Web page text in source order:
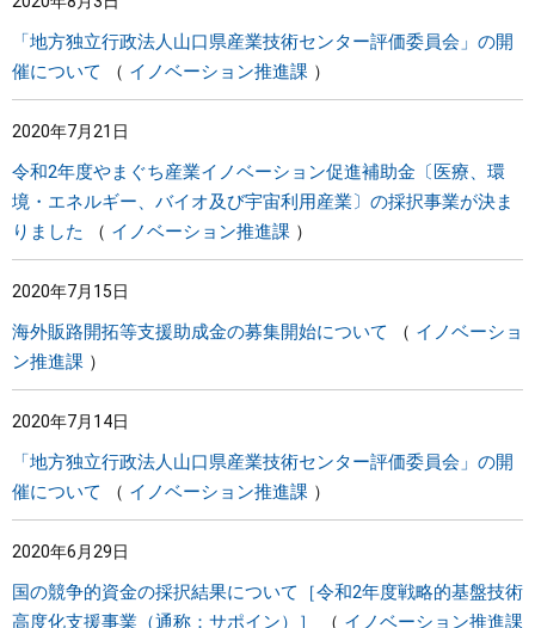
「地方独立行政法人山口県産業技術センター評価委員会」の開
催について
イノベーション推進課
2020年7月21日
令和2年度やまぐち産業イノベーション促進補助金〔医療、環
境・エネルギー、バイオ及び宇宙利用産業〕の採択事業が決ま
りました
イノベーション推進課
2020年7月15日
海外販路開拓等支援助成金の募集開始について
イノベーショ
ン推進課
2020年7月14日
「地方独立行政法人山口県産業技術センター評価委員会」の開
催について
イノベーション推進課
2020年6月29日
国の競争的資金の採択結果について［令和2年度戦略的基盤技術
高度化支援事業（通称：サポイン）］
イノベーション推進課